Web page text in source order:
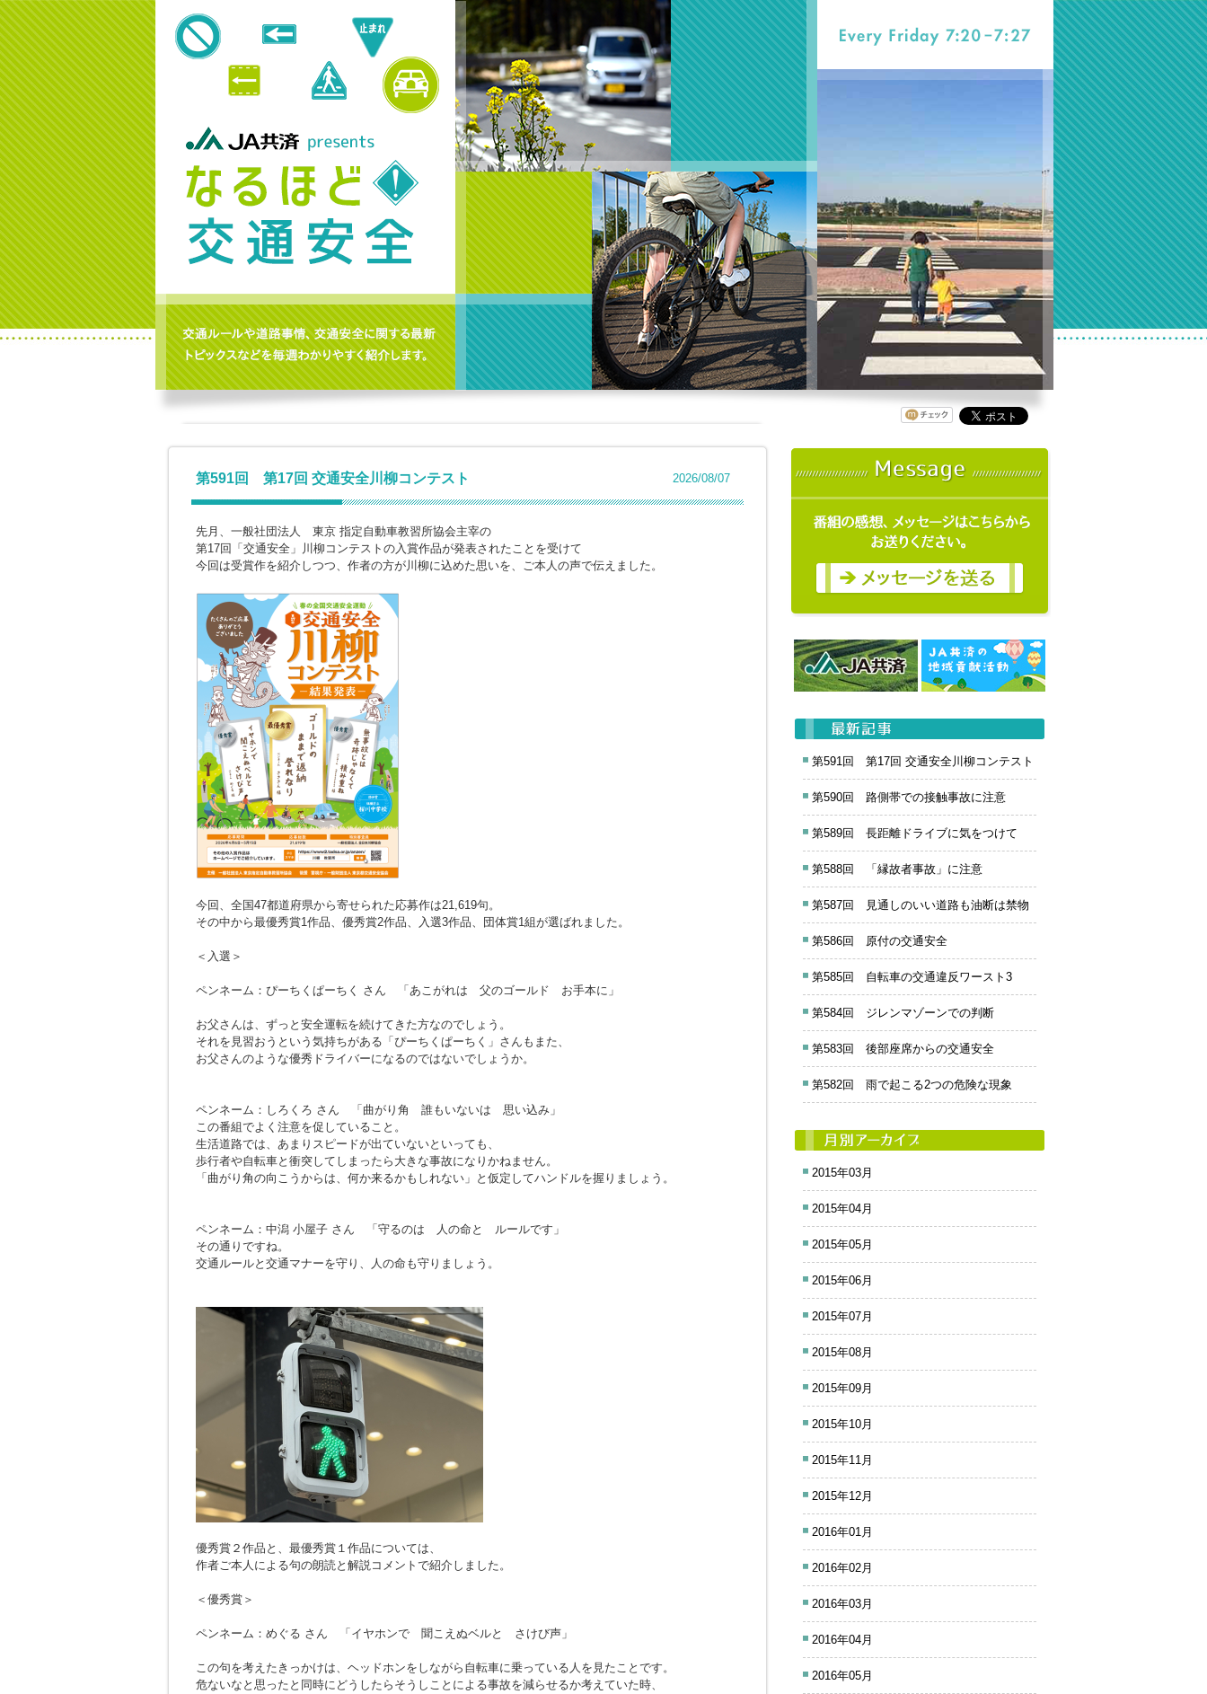
第591回 第17回 交通安全川柳コンテスト 2026/08/07
先月、一般社団法人 東京 指定自動車教習所協会主宰の
第17回「交通安全」川柳コンテストの入賞作品が発表されたことを受けて
今回は受賞作を紹介しつつ、作者の方が川柳に込めた思いを、ご本人の声で伝えました。
今回、全国47都道府県から寄せられた応募作は21,619句。
その中から最優秀賞1作品、優秀賞2作品、入選3作品、団体賞1組が選ばれました。
＜入選＞
ペンネーム：ぴーちくぱーちく さん 「あこがれは 父のゴールド お手本に」
お父さんは、ずっと安全運転を続けてきた方なのでしょう。
それを見習おうという気持ちがある「ぴーちくぱーちく」さんもまた、
お父さんのような優秀ドライバーになるのではないでしょうか。
ペンネーム：しろくろ さん
「曲がり角 誰もいないは 思い込み」
この番組でよく注意を促していること。
生活道路では、あまりスピードが出ていないといっても、
歩行者や自転車と衝突してしまったら大きな事故になりかねません。
「曲がり角の向こうからは、何か来るかもしれない」と仮定してハンドルを握りましょう。
ペンネーム：中潟 小屋子 さん 「 守るのは 人の命と ルールです」
その通りですね。
交通ルールと交通マナーを守り、人の命も守りましょう。
優秀賞２作品と、最優秀賞１作品については、
作者ご本人による句の朗読と解説コメントで紹介しました。
＜優秀賞＞
ペンネーム：めぐる さん 「イヤホンで 聞こえぬベルと さけび声」
この句を考えたきっかけは、ヘッドホンをしながら自転車に乗っている人を見たことです。
危ないなと思ったと同時にどうしたらそうしことによる事故を減らせるか考えていた時、
第591回 第17回 交通安全川柳コンテスト
第590回 路側帯での接触事故に注意
第589回 長距離ドライブに気をつけて
第588回 「縁故者事故」に注意
第587回 見通しのいい道路も油断は禁物
第586回 原付の交通安全
第585回 自転車の交通違反ワースト3
第584回 ジレンマゾーンでの判断
第583回 後部座席からの交通安全
第582回 雨で起こる2つの危険な現象
2015年03月
2015年04月
2015年05月
2015年06月
2015年07月
2015年08月
2015年09月
2015年10月
2015年11月
2015年12月
2016年01月
2016年02月
2016年03月
2016年04月
2016年05月